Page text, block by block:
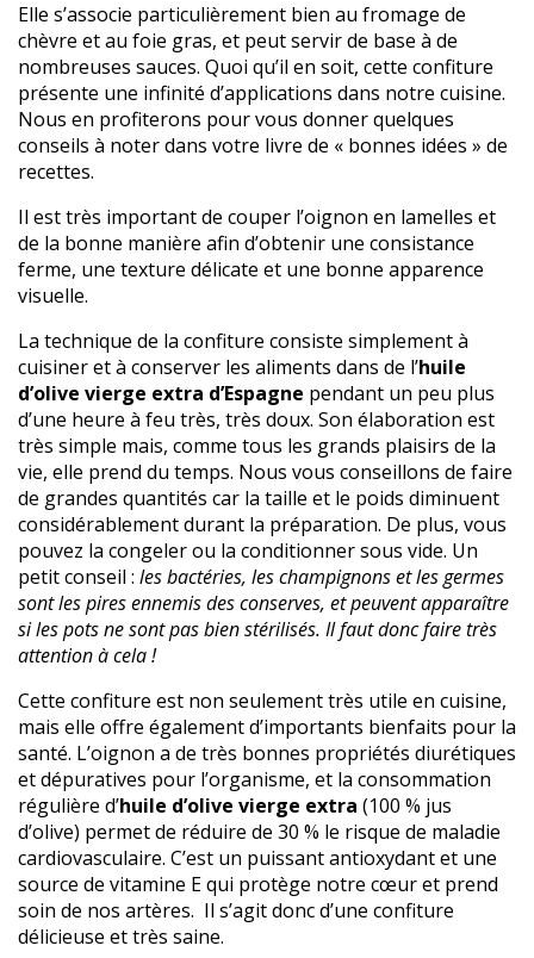
Elle s’associe particulièrement bien au fromage de
chèvre et au foie gras, et peut servir de base à de
nombreuses sauces. Quoi qu’il en soit, cette confiture
présente une infinité d’applications dans notre cuisine.
Nous en profiterons pour vous donner quelques
conseils à noter dans votre livre de « bonnes idées » de
recettes.
Il est très important de couper l’oignon en lamelles et
de la bonne manière afin d’obtenir une consistance
ferme, une texture délicate et une bonne apparence
visuelle.
La technique de la confiture consiste simplement à
cuisiner et à conserver les aliments dans de l’huile
d’olive vierge extra d’Espagne pendant un peu plus
d’une heure à feu très, très doux. Son élaboration est
très simple mais, comme tous les grands plaisirs de la
vie, elle prend du temps. Nous vous conseillons de faire
de grandes quantités car la taille et le poids diminuent
considérablement durant la préparation. De plus, vous
pouvez la congeler ou la conditionner sous vide. Un
petit conseil : les bactéries, les champignons et les germes
sont les pires ennemis des conserves, et peuvent apparaître
si les pots ne sont pas bien stérilisés. Il faut donc faire très
attention à cela !
Cette confiture est non seulement très utile en cuisine,
mais elle offre également d’importants bienfaits pour la
santé. L’oignon a de très bonnes propriétés diurétiques
et dépuratives pour l’organisme, et la consommation
régulière d’huile d’olive vierge extra (100 % jus
d’olive) permet de réduire de 30 % le risque de maladie
cardiovasculaire. C’est un puissant antioxydant et une
source de vitamine E qui protège notre cœur et prend
soin de nos artères. Il s’agit donc d’une confiture
délicieuse et très saine.